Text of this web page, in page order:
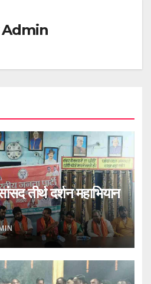
Admin
तीर्थ दर्शन महाभियान